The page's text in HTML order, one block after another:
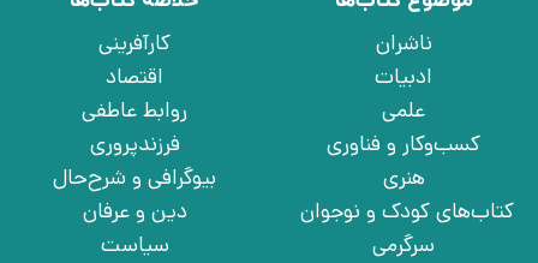
ناشران
ادبیات
علمی
کسب‌وکار و فناوری
هنری
کتاب‌های کودک و نوجوان
سرگرمی
کارآفرینی
اقتصاد
روابط عاطفی
فرزندپروری
بیوگرافی و شرح‌حال
دین و عرفان
سیاست